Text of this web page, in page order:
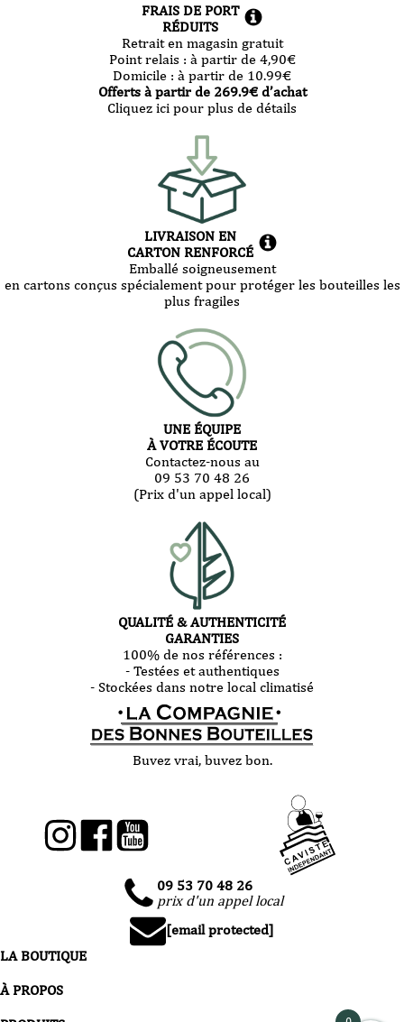
FRAIS DE PORT
RÉDUITS
Retrait en magasin gratuit
Point relais : à partir de 4,90€
Domicile : à partir de 10.99€
Offerts à partir de 269.9€ d’achat
Cliquez ici pour plus de détails
LIVRAISON EN
CARTON RENFORCÉ
Emballé soigneusement
en cartons conçus spécialement pour protéger les bouteilles les
plus fragiles
UNE ÉQUIPE
À VOTRE ÉCOUTE
Contactez-nous au
09 53 70 48 26
(Prix d'un appel local)
QUALITÉ & AUTHENTICITÉ
GARANTIES
100% de nos références :
- Testées et authentiques
- Stockées dans notre local climatisé
Buvez vrai, buvez bon.
09 53 70 48 26
prix d'un appel local
[email protected]
LA BOUTIQUE
À PROPOS